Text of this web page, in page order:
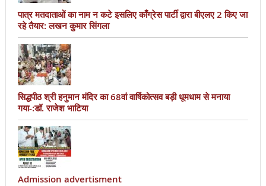
पात्र मतदाताओं का नाम न कटे इसलिए काँग्रेस पार्टी द्वारा बीएलए 2 किए जा
रहे तैयार: लखन कुमार सिंगला
सिद्धपीठ श्री हनुमान मंदिर का 68वां वार्षिकोत्सव बड़ी धूमधाम से मनाया
गया-:डॉ. राजेश भाटिया
Admission advertisment